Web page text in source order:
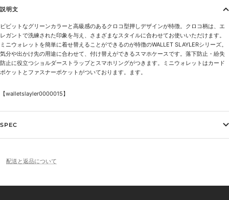
説明文
ビビットなグリーンカラーと高級感のあるクロコ型押しデザインが特徴。クロコ柄は、エ
レガントで洗練された印象を与え、さまざまなスタイルに合わせてお使いいただけます。
ミニウォレットを簡単に着せ替えることができるのが特徴のWALLET SLAYLERシリーズ。
気分や出かけ先の用途に合わせて、付け替えができるスマホケースです。落下防止・紛失
防止に役立つショルダーストラップとスマホリングがつきます。ミニウォレットはカード
ポケットとファスナーポケットがついております。ます。
【walletslayler0000015】
SPEC
配送と返品について